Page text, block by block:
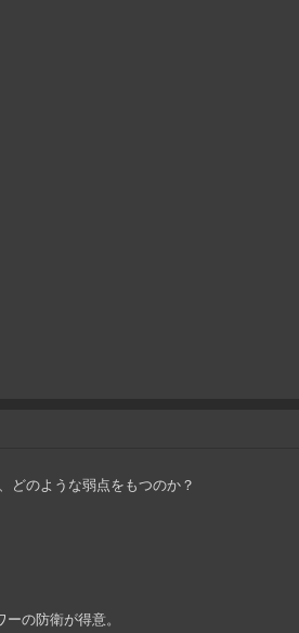
のような弱点をもつのか？
の防衛が得意。